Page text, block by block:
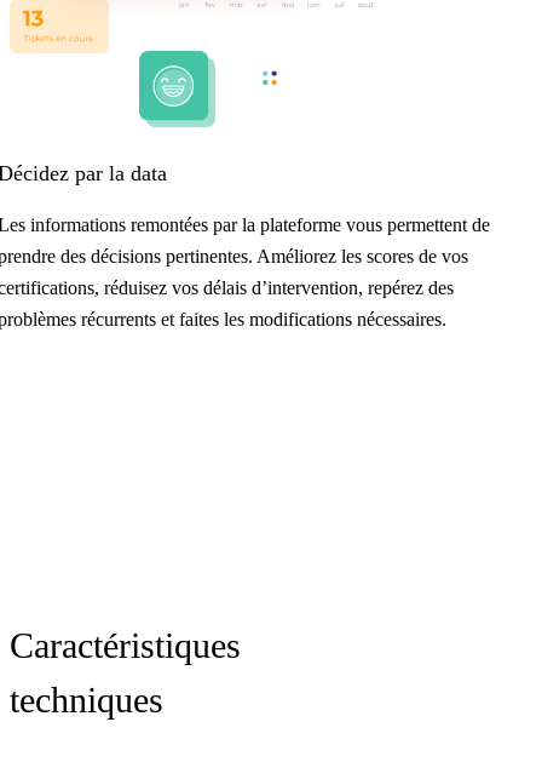
par la data
informations remontées par la plateforme vous permettent de
des décisions pertinentes. Améliorez les scores de vos
réduisez vos délais d’intervention, repérez des
récurrents et faites les modifications nécessaires.
Caractéristiques
techniques